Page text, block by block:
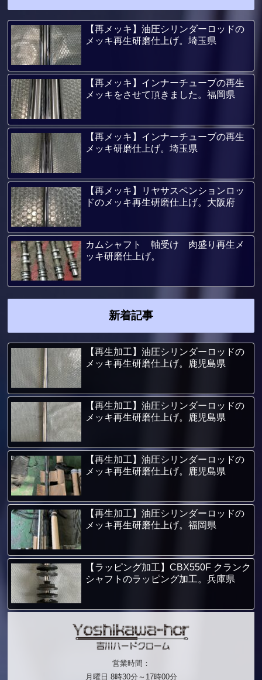
【再メッキ】油圧シリンダーロッドの
メッキ再生研磨仕上げ。埼玉県
【再メッキ】インナーチューブの再生
メッキをさせて頂きました。福岡県
【再メッキ】インナーチューブの再生
メッキ研磨仕上げ。埼玉県
【再メッキ】リヤサスペンションロッ
ドのメッキ再生研磨仕上げ。大阪府
カムシャフト 軸受け 肉盛り再生メ
ッキ研磨仕上げ。
新着記事
【再生加工】油圧シリンダーロッドの
メッキ再生研磨仕上げ。鹿児島県
【再生加工】油圧シリンダーロッドの
メッキ再生研磨仕上げ。鹿児島県
【再生加工】油圧シリンダーロッドの
メッキ再生研磨仕上げ。鹿児島県
【再生加工】油圧シリンダーロッドの
メッキ再生研磨仕上げ。福岡県
【ラッピング加工】CBX550F クランク
シャフトのラッピング加工。兵庫県
営業時間：
月曜日 8時30分～17時00分